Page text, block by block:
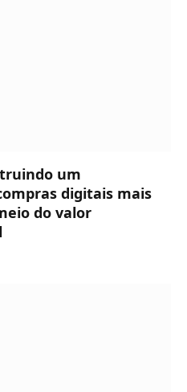
um
digitais mais
do valor